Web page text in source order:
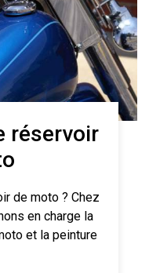
réservoir
de moto ? Chez
en charge la
et la peinture